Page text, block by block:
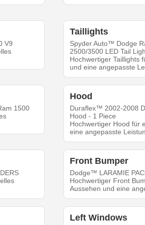
V9
Taillights
Spyder Auto™ Dodge
2500/3500 LED Tail
Hochwertiger Taillights
und eine angepasste
1500
Hood
Duraflex™ 2002-2008
Hood - 1 Piece
Hochwertiger Hood für
eine angepasste
Front Bumper
Dodge™ LARAMIE
Hochwertiger Front
Aussehen und eine
Left Windows